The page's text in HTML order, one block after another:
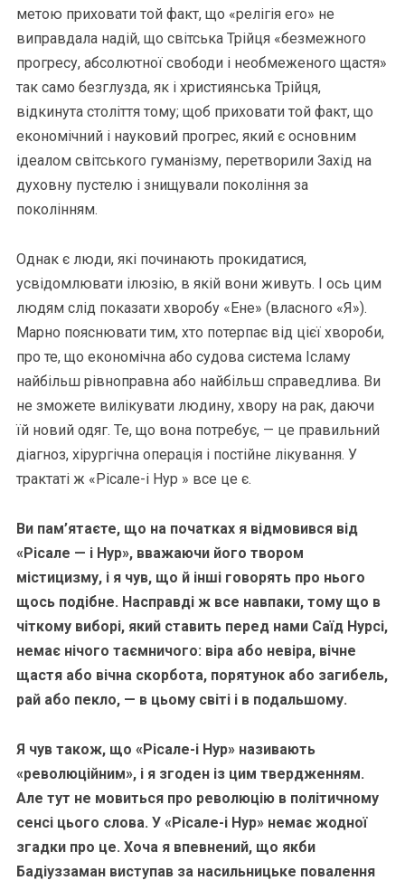
метою приховати той факт, що «релігія его» не
виправдала надій, що світська Трійця «безмежного
прогресу, абсолютної свободи і необмеженого щастя»
так само безглузда, як і християнська Трійця,
відкинута століття тому; щоб приховати той факт, що
економічний і науковий прогрес, який є основним
ідеалом світського гуманізму, перетворили Захід на
духовну пустелю і знищували покоління за
поколінням.
Однак є люди, які починають прокидатися,
усвідомлювати ілюзію, в якій вони живуть. І ось цим
людям слід показати хворобу «Ене» (власного «Я»).
Марно пояснювати тим, хто потерпає від цієї хвороби,
про те, що економічна або судова система Ісламу
найбільш рівноправна або найбільш справедлива. Ви
не зможете вилікувати людину, хвору на рак, даючи
їй новий одяг. Те, що вона потребує, — це правильний
діагноз, хірургічна операція і постійне лікування. У
трактаті ж «Рісале-і Нур » все це є.
Ви пам’ятаєте, що на початках я відмовився від
«Рісале — і Нур», вважаючи його твором
містицизму, і я чув, що й інші говорять про нього
щось подібне. Насправді ж все навпаки, тому що в
чіткому виборі, який ставить перед нами Саїд Нурсі,
немає нічого таємничого: віра або невіра, вічне
щастя або вічна скорбота, порятунок або загибель,
рай або пекло, — в цьому світі і в подальшому.
Я чув також, що «Рісале-і Нур» називають
«революційним», і я згоден із цим твердженням.
Але тут не мовиться про революцію в політичному
сенсі цього слова. У «Рісале-і Нур» немає жодної
згадки про це. Хоча я впевнений, що якби
Бадіуззаман виступав за насильницьке повалення